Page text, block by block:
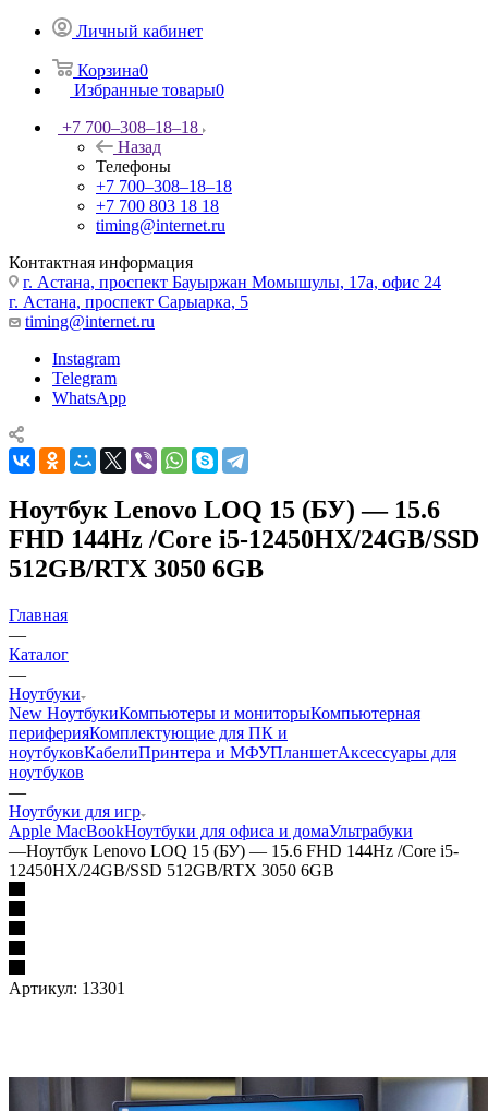
Личный кабинет
Корзина0
Избранные товары0
+7 700‒308‒18‒18
Назад
Телефоны
+7 700‒308‒18‒18
+7 700 803 18 18
timing@internet.ru
Контактная информация
г. Астана, проспект Бауыржан Момышулы, 17а, офис 24
г. Астана, проспект Сарыарка, 5
timing@internet.ru
Instagram
Telegram
WhatsApp
Ноутбук Lenovo LOQ 15 (БУ) — 15.6
FHD 144Hz /Core i5-12450HX/24GB/SSD
512GB/RTX 3050 6GB
Главная
—
Каталог
—
Ноутбуки
New НоутбукиКомпьютеры и мониторыКомпьютерная
периферияКомплектующие для ПК и
ноутбуковКабелиПринтера и МФУПланшетАксессуары для
ноутбуков
—
Ноутбуки для игр
Apple MacBookНоутбуки для офиса и домаУльтрабуки
—Ноутбук Lenovo LOQ 15 (БУ) — 15.6 FHD 144Hz /Core i5-
12450HX/24GB/SSD 512GB/RTX 3050 6GB
Артикул: 13301